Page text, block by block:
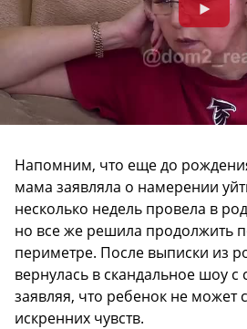
Напомним, что еще до
мама заявляла о намерении
несколько недель провела в
но все же решила продолжить
периметре. После выписки из
вернулась в скандальное шоу с
заявляя, что ребенок не может
искренних чувств.